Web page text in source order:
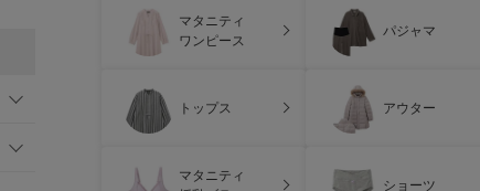
マタニティ
ワンピース
パジャマ
トップス アウター
マタニティ
ショーツ